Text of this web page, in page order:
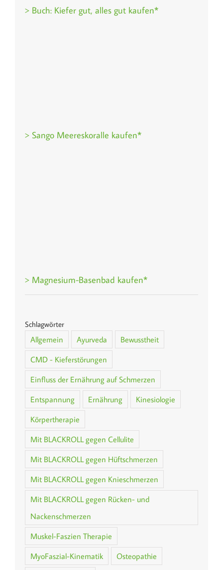
> Buch: Kiefer gut, alles gut kaufen*
> Sango Meereskoralle kaufen*
> Magnesium-Basenbad kaufen*
Schlagwörter
Allgemein Ayurveda
Bewusstheit
CMD - Kieferstörungen
Einfluss der Ernährung auf Schmerzen
Entspannung
Ernährung
Kinesiologie
Körpertherapie
Mit BLACKROLL gegen Cellulite
Mit BLACKROLL gegen Hüftschmerzen
Mit BLACKROLL gegen Knieschmerzen
Mit BLACKROLL gegen Rücken- und
Nackenschmerzen
Muskel-Faszien Therapie
MyoFaszial-Kinematik
Osteopathie